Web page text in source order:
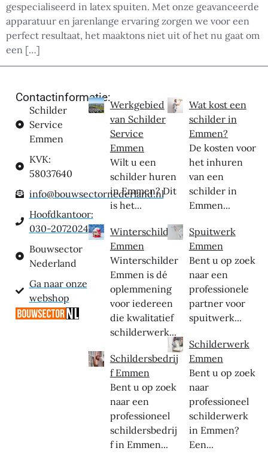
gespecialiseerd in latex spuiten. Met onze geavanceerde
apparatuur en jarenlange ervaring zorgen we voor een
perfect resultaat, het maaktons niet uit of het nu gaat om
een […]
Contactinformatie:
Schilder
Service
Emmen
KVK:
58037640
info@bouwsectornederland.nl
Hoofdkantoor:
030-2072024
Bouwsector
Nederland
Ga naar onze
webshop
Werkgebied
van Schilder
Service
Emmen
Wilt u een
schilder huren
in Emmen? Dit
is het...
Winterschilder
Emmen
Winterschilder
Emmen is dé
oplemmening
voor iedereen
die kwalitatief
schilderwerk...
Schildersbedrij
f Emmen
Bent u op zoek
naar een
professioneel
schildersbedrij
f in Emmen...
Wat kost een
schilder in
Emmen?
De kosten voor
het inhuren
van een
schilder in
Emmen...
Spuitwerk
Emmen
Bent u op zoek
naar een
professionele
partner voor
spuitwerk...
Schilderwerk
Emmen
Bent u op zoek
naar
professioneel
schilderwerk
in Emmen?
Een...